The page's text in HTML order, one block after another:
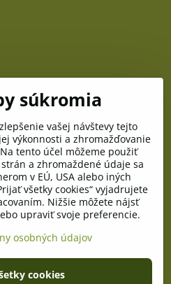
Copyright
ochrany osobných údajov
súkromia
vašej návštevy tejto
výkonnosti a zhromažďovanie
tento účel môžeme použiť
a zhromaždené údaje sa
v EÚ, USA alebo iných
všetky cookies“ vyjadrujete
Nižšie môžete nájsť
upraviť svoje preferencie.
osobných údajov
cookies